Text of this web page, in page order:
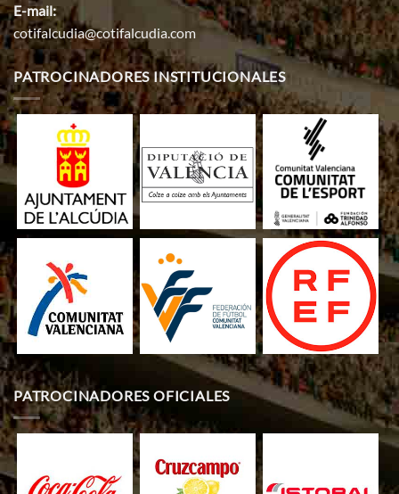
E-mail:
cotifalcudia@cotifalcudia.com
PATROCINADORES INSTITUCIONALES
PATROCINADORES OFICIALES